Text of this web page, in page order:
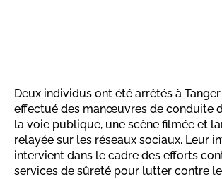
Deux individus ont été arrêtés à
effectué des manœuvres de conduite
la voie publique, une scène filmée et
relayée sur les réseaux sociaux. Leur
intervient dans le cadre des efforts
services de sûreté pour lutter contre